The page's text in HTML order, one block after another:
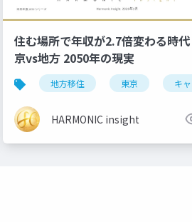
ai活用 スキルアップ
住む場所で年収が2.7倍変わる時
京vs地方 2050年の現実
地方移住 東京 キ
HARMONIC insight